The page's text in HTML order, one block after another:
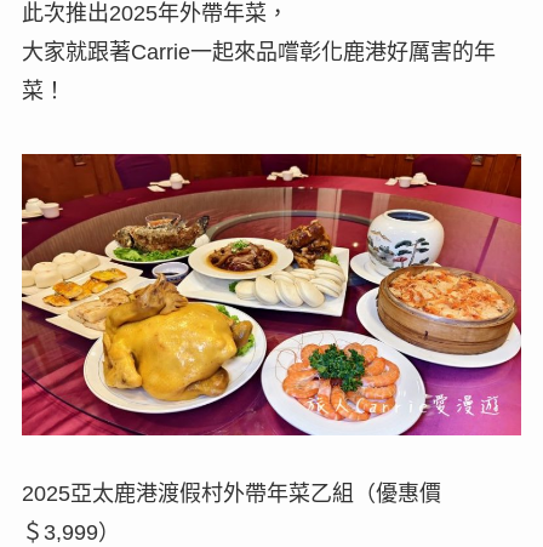
此次推出2025年外帶年菜，
大家就跟著Carrie一起來品嚐彰化鹿港好厲害的年
菜！
2025亞太鹿港渡假村外帶年菜乙組（優惠價
＄3,999）